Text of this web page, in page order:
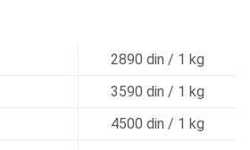
2890 din / 1 kg
3590 din / 1 kg
4500 din / 1 kg